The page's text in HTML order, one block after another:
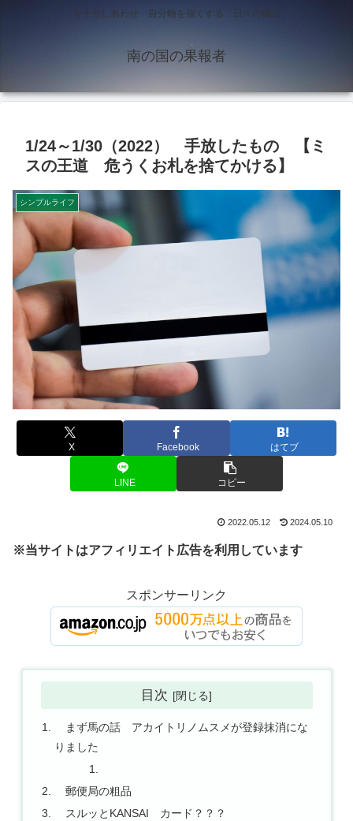
今十分しあわせ 自分軸を強くする 日々の物語
南の国の果報者
1/24～1/30（2022） 手放したもの 【ミ
スの王道 危うくお札を捨てかける】
シンプルライフ
X Facebook はてブ
LINE コピー
2022.05.12 2024.05.10
※当サイトはアフィリエイト広告を利用しています
スポンサーリンク
目次
まず馬の話 アカイトリノムスメが登録抹消にな
りました
郵便局の粗品
スルッとKANSAI カード？？？